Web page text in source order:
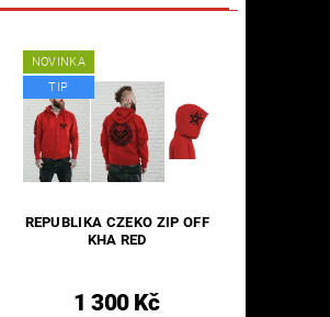
NOVINKA
TIP
REPUBLIKA CZEKO ZIP OFF
KHA RED
1 300 Kč